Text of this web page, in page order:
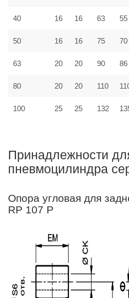
40 16 16 63 55
50 16 16 75 70
63 20 20 90 86
80 20 20 110
100 25 25 132
Принадлежности
пневмоцилиндра
Опора угловая для
RP 107 P